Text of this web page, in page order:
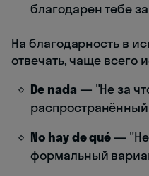
благодарен тебе
На благодарность в
отвечать, чаще всего
De nada — "Не за
распространённый
No hay de qué — "Не
формальный